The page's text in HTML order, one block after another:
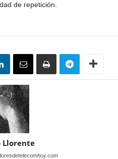
de repetición.
Llorente